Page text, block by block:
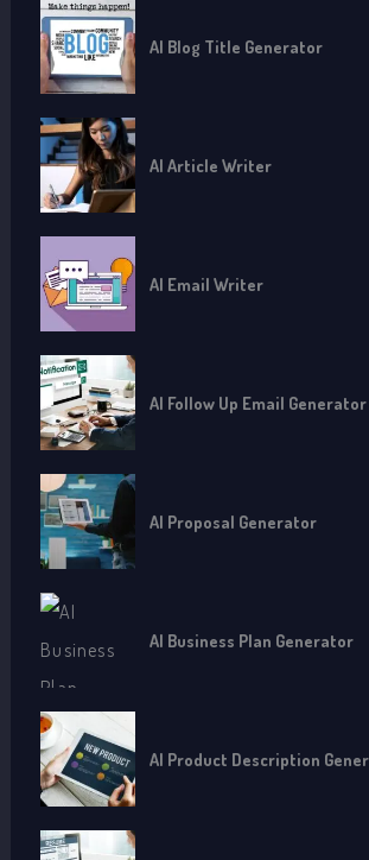
AI Blog Title Generator
AI Article Writer
AI Email Writer
AI Follow Up Email Generator
AI Proposal Generator
AI Business Plan Generator
AI Product Description